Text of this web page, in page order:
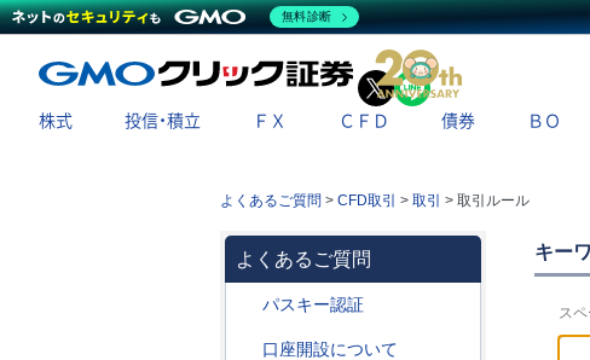
X
株式 投信・積立 ＦＸ ＣＦＤ 債券 ＢＯ
よくあるご質問 > CFD取引 > 取引 > 取引ルール
よくあるご質問
パスキー認証
口座開設について
キー
ス
無料診断